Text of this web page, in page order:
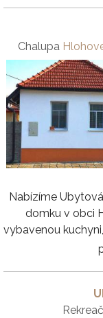
Chalupa
Nabízíme
domku v obci
vybavenou